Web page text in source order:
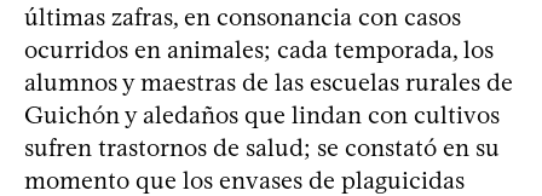
últimas zafras, en consonancia con casos
ocurridos en animales; cada temporada, los
alumnos y maestras de las escuelas rurales de
Guichón y aledaños que lindan con cultivos
sufren trastornos de salud; se constató en su
momento que los envases de plaguicidas